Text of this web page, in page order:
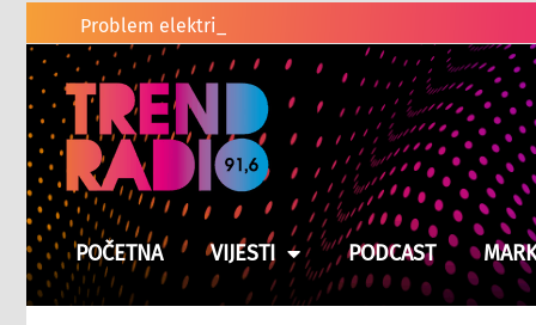
Problem električnih romobila u BiH
POČETNA VIJESTI PODCAST